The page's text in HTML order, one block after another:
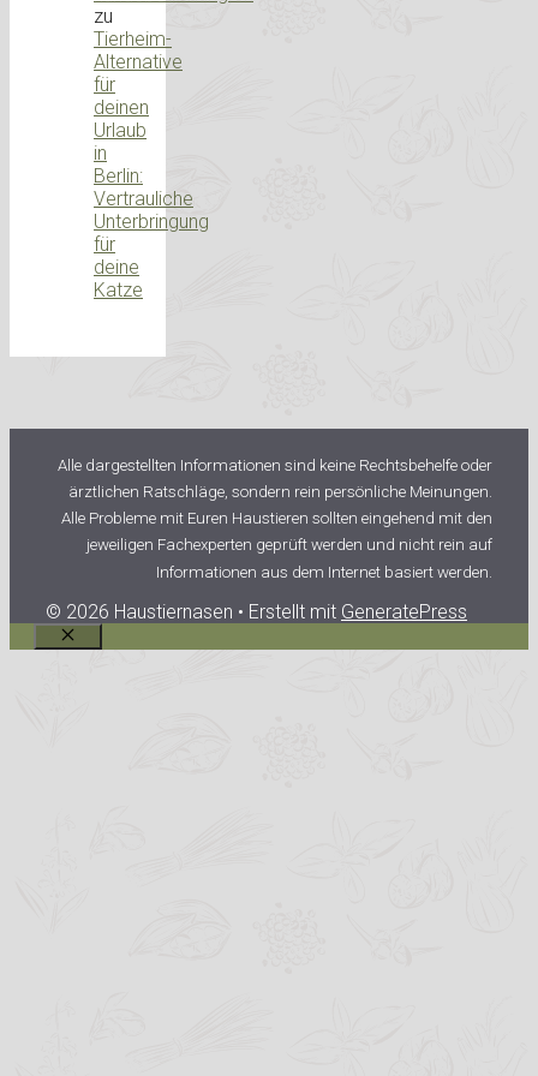
zu
Tierheim-
Alternative
für
deinen
Urlaub
in
Berlin:
Vertrauliche
Unterbringung
für
deine
Katze
Alle dargestellten Informationen sind keine Rechtsbehelfe oder
ärztlichen Ratschläge, sondern rein persönliche Meinungen.
Alle Probleme mit Euren Haustieren sollten eingehend mit den
jeweiligen Fachexperten geprüft werden und nicht rein auf
Informationen aus dem Internet basiert werden.
© 2026 Haustiernasen • Erstellt mit GeneratePress
Schließen